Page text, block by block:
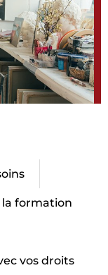
la formation
vos droits